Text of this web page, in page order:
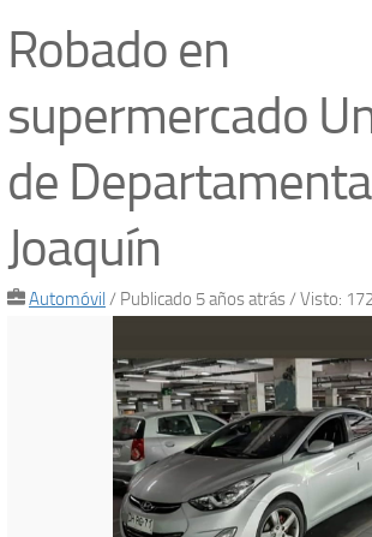
Robado en
supermercado
de
Joaquín
Automóvil / Publicado 5 años atrás/ Visto: